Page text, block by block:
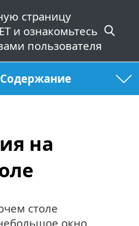
Содержание
на
столе
окно